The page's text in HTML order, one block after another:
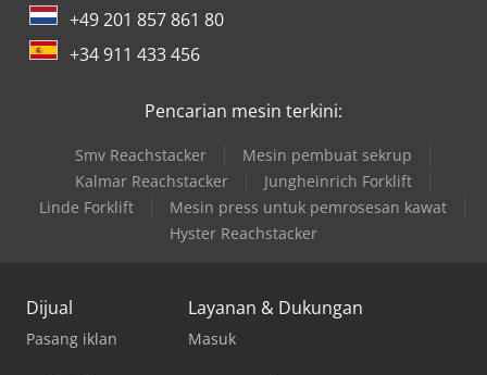
+49 201 857 861 80
+34 911 433 456
Pencarian mesin terkini:
Smv Reachstacker
Mesin pembuat sekrup
Kalmar Reachstacker
Jungheinrich Forklift
Linde Forklift
Mesin press untuk pemrosesan kawat
Hyster Reachstacker
Dijual
Pasang iklan
Layanan & Dukungan
Masuk